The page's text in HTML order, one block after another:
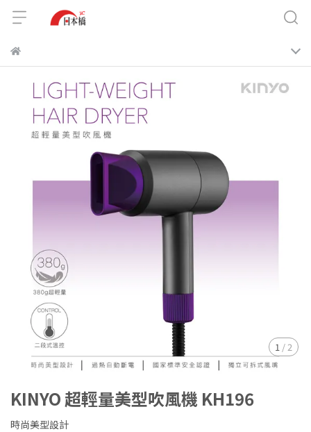
1 / 2
KINYO 超輕量美型吹風機 KH196
時尚美型設計